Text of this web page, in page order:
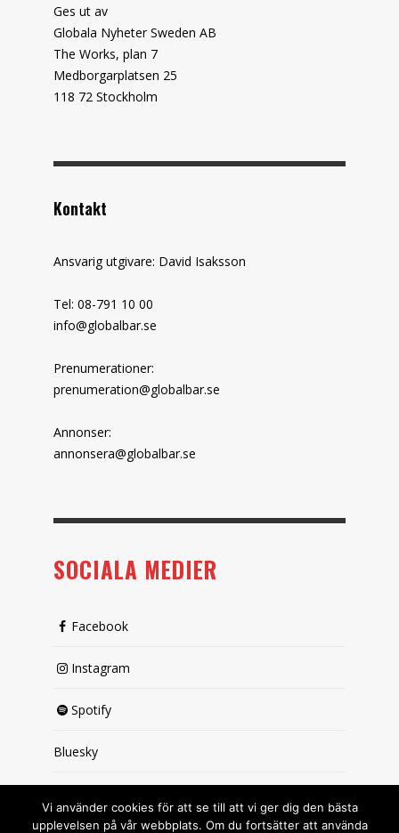
Ges ut av
Globala Nyheter Sweden AB
The Works, plan 7
Medborgarplatsen 25
118 72 Stockholm
Kontakt
Ansvarig utgivare: David Isaksson
Tel: 08-791 10 00
info@globalbar.se
Prenumerationer:
prenumeration@globalbar.se
Annonser:
annonsera@globalbar.se
SOCIALA MEDIER
Facebook
Instagram
Spotify
Bluesky
Vi använder cookies för att se till att vi ger dig den bästa
upplevelsen på vår webbplats. Om du fortsätter att använda